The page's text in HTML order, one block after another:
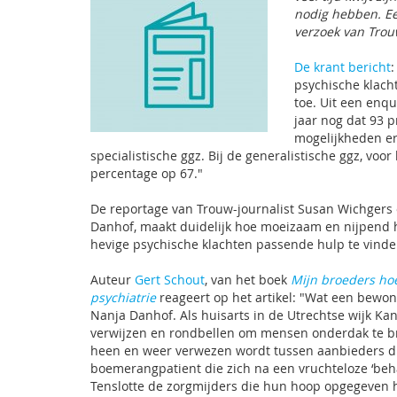
nodig hebben.
verzoek van
De krant bericht
psychische
toe. Uit een
jaar nog dat 93
mogelijkheden
specialistische ggz. Bij de generalistische ggz,
percentage op 67."
De reportage van Trouw-journalist Susan
Danhof, maakt duidelijk hoe moeizaam en
hevige psychische klachten passende hulp te
Auteur Gert Schout, van het boek Mijn broeders
psychiatriereageert op het artikel: "Wat een
Nanja Danhof. Als huisarts in de Utrechtse wijk
verwijzen en rondbellen om mensen onderdak te
heen en weer verwezen wordt tussen aanbieders
boemerangpatient die zich na een vruchteloze
Tenslotte de zorgmijders die hun hoop